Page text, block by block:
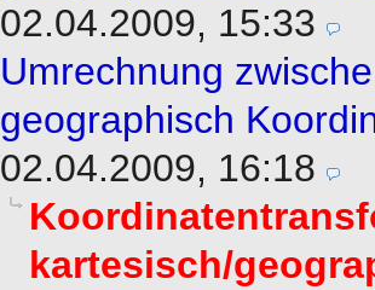
02.04.2009, 15:33
Umrechnung
geographisch
02.04.2009, 16:18
kartesisch/